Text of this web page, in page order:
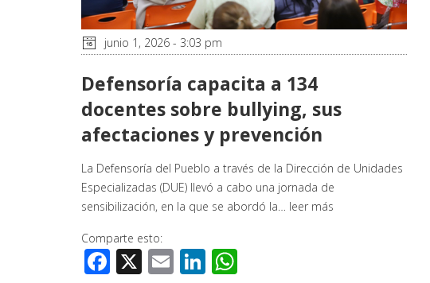
junio 1, 2026 - 3:03 pm
Defensoría capacita a 134
docentes sobre bullying, sus
afectaciones y prevención
La Defensoría del Pueblo a través de la Dirección de Unidades
Especializadas (DUE) llevó a cabo una jornada de
sensibilización, en la que se abordó la… leer más
Comparte esto:
Facebook
X EmailLinkedIn